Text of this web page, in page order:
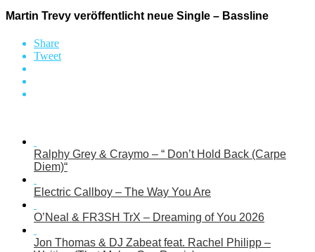
Martin Trevy veröffentlicht neue Single – Bassline
Share
Tweet
Ralphy Grey & Craymo – “ Don’t Hold Back (Carpe
Diem)“
Electric Callboy – The Way You Are
O’Neal & FR3SH TrX – Dreaming of You 2026
Jon Thomas & DJ Zabeat feat. Rachel Philipp –